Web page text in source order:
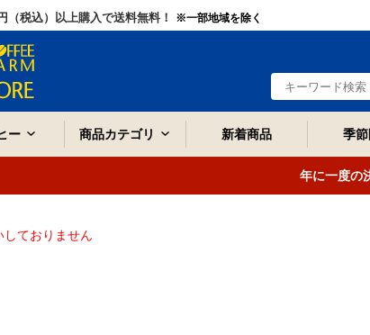
（税込）以上購入で送料無料！ ※一部地域を除く
ー 商品カテゴリ 新着商品 季
年に一度の
しておりません